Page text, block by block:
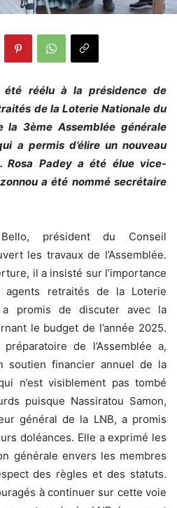
été réélu à la présidence de
de la Loterie Nationale du
la 3ème Assemblée générale
a permis d’élire un nouveau
Rosa Padey a été élue vice-
a été nommé secrétaire
président du Conseil
les travaux de l’Assemblée.
il a insisté sur l’importance
agents retraités de la Loterie
promis de discuter avec la
le budget de l’année 2025.
de l’Assemblée a,
soutien financier annuel de la
n’est visiblement pas tombé
puisque Nassiratou Samon,
général de la LNB, a promis
doléances. Elle a exprimé les
générale envers les membres
des règles et des statuts.
à continuer sur cette voie